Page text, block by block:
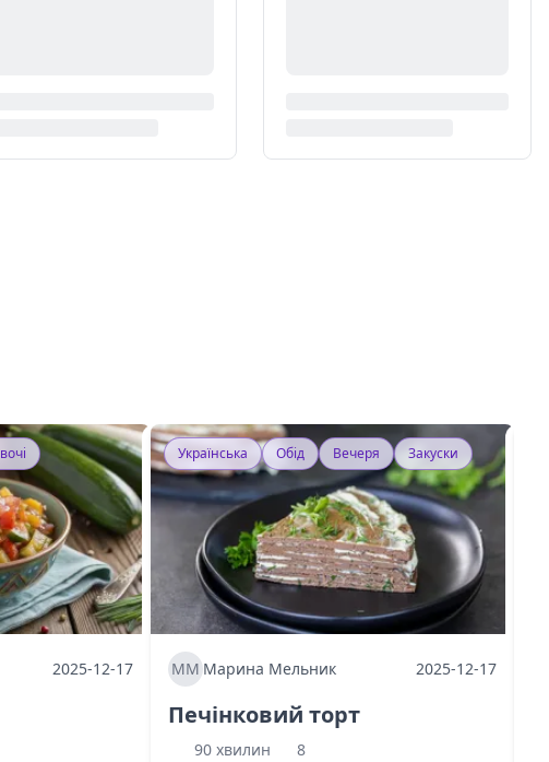
2025-12-17
Українська Обід Вечеря Закуски
МММарина Мельник 2025-12-17
Печінковий торт
90 хвилин
8